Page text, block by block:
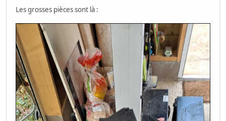
Les grosses pièces sont là :